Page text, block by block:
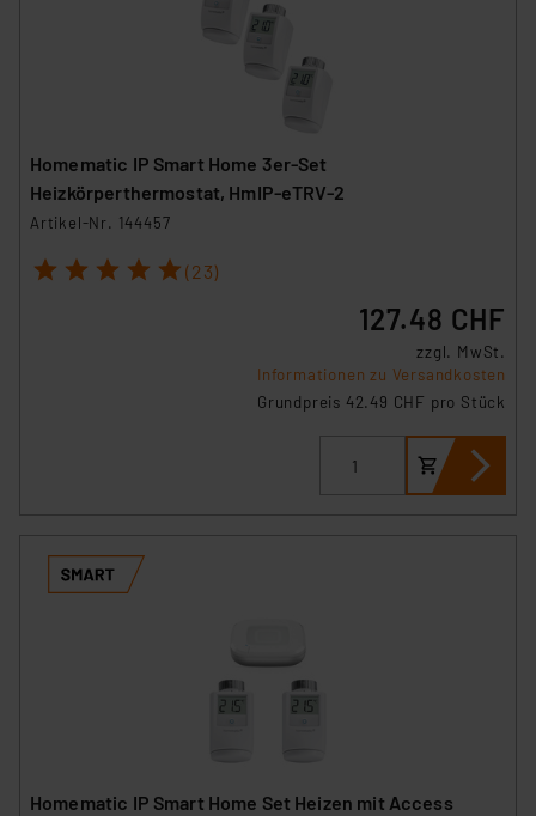
Homematic IP Smart Home 3er-Set
Heizkörperthermostat, HmIP-eTRV-2
Artikel-Nr. 144457
1 2 3 4 5 (23)
127.48 CHF
zzgl. MwSt.
Informationen zu Versandkosten
Grundpreis 42.49 CHF pro Stück
Homematic IP Smart Home Set Heizen mit Access